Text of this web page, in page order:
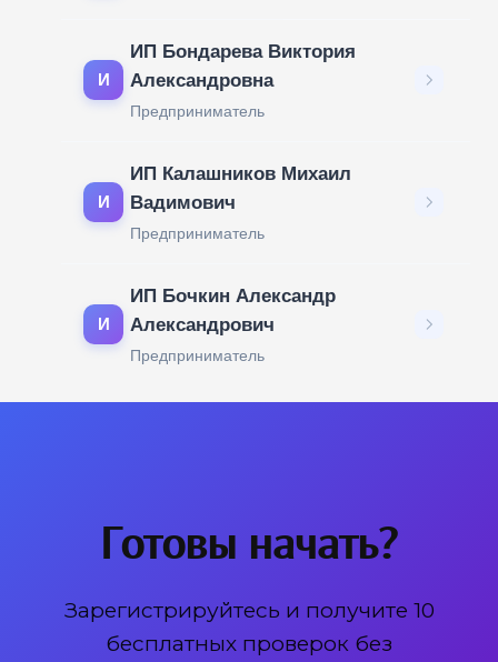
И
ИП Бондарева Виктория
Александровна
Предприниматель
И
ИП Калашников Михаил
Вадимович
Предприниматель
И
ИП Бочкин Александр
Александрович
Предприниматель
Готовы начать?
Зарегистрируйтесь и получите 10
бесплатных проверок без